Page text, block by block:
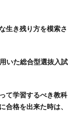
生き残り方を模索さ
いた総合型選抜入試
て学習するべき教科
合格を出来た時は、